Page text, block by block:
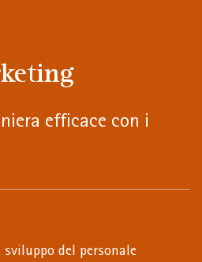
efficace con i
del personale